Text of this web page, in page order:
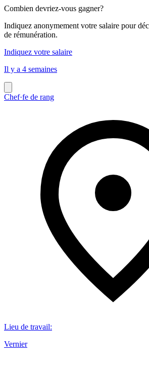
Combien devriez-vous gagner?
Indiquez anonymement votre salaire pour
de rémunération.
Indiquez votre salaire
Il y a 4 semaines
Chef·fe de rang
Lieu de travail:
Vernier